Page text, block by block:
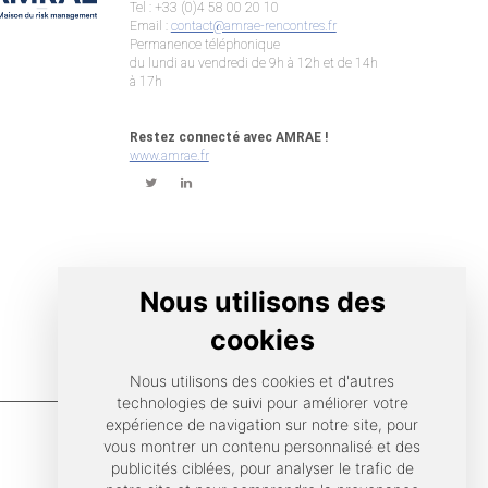
Tel : +33 (0)4 58 00 20 10
Email : contact@amrae-rencontres.fr
Permanence téléphonique
du lundi au vendredi de 9h à 12h et de 14h
à 17h
Restez connecté avec AMRAE !
www.amrae.fr